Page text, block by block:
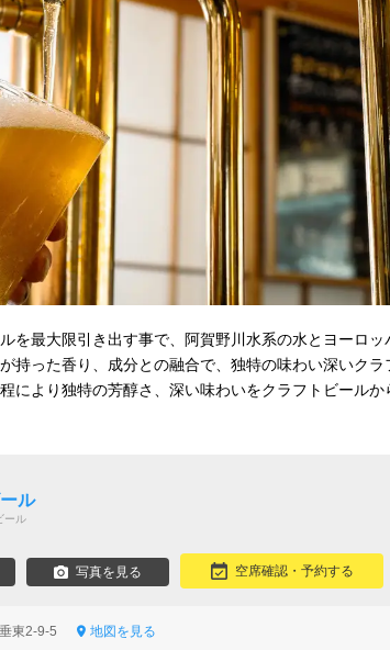
を最大限引き出す事で、阿賀野川水系の水とヨーロッ
持った香り、成分との融合で、独特の味わい深いクラ
により独特の芳醇さ、深い味わいをクラフトビールか
ル
ール
写真を見る 空席確認・予約する
垂東2-9-5
地図を見る